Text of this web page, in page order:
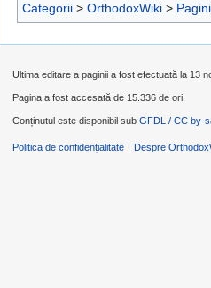
Categorii > OrthodoxWiki >
Ultima editare a paginii a fost efectuată la 13
Pagina a fost accesată de 15.336 de ori.
Conținutul este disponibil sub GFDL / CC by-
Politica de confidențialitate Despre